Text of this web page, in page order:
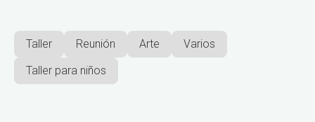
Taller Reunión Arte
Varios
Taller para niños